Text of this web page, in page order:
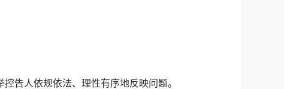
告人依规依法、理性有序地反映问题。